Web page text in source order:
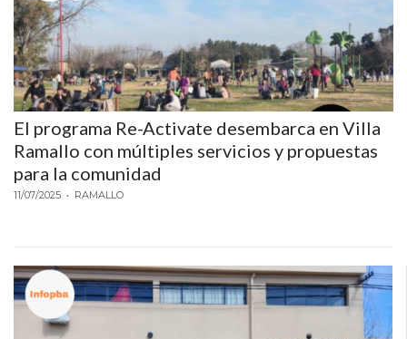
El programa Re-Activate desembarca en Villa
Ramallo con múltiples servicios y propuestas
para la comunidad
11/07/2025 • RAMALLO